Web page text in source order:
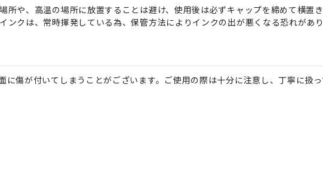
所や、高温の場所に放置することは避け、使用後は必ずキャップを締めて横置
クは、常時揮発している為、保管方法によりインクの出が悪くなる恐れがあり
に傷が付いてしまうことがございます。ご使用の際は十分に注意し、丁寧に扱